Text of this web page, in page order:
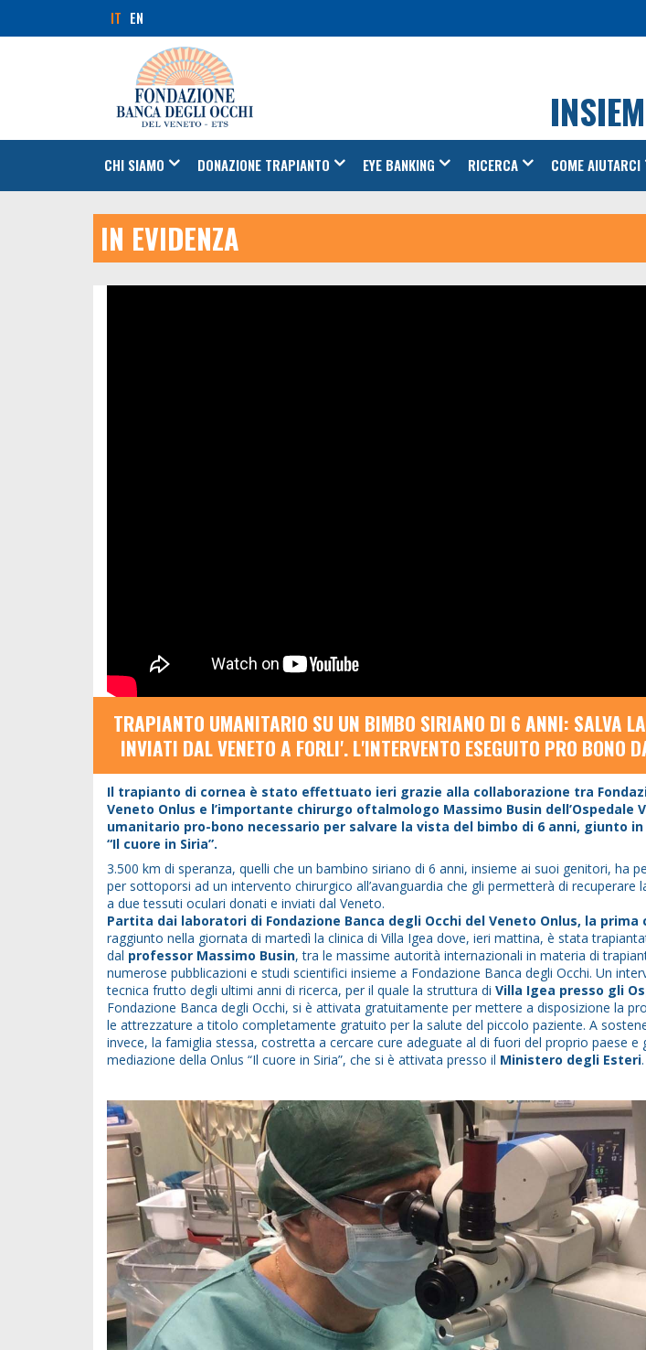
IT EN
CHI SIAMO DONAZIONE TRAPIANTO EYE BANKING RICERCA COME AIUTARCI
IN EVIDENZA
TRAPIANTO UMANITARIO SU UN BIMBO SIRIANO DI 6 ANNI: SALVA
INVIATI DAL VENETO A FORLI'. L'INTERVENTO ESEGUITO PRO BONO
Il trapianto di cornea è stato effettuato ieri grazie alla collaborazione tra
Veneto Onlus e l’importante chirurgo oftalmologo Massimo Busin dell’Ospedale
umanitario pro-bono necessario per salvare la vista del bimbo di 6 anni, giunto
“Il cuore in Siria”.
3.500 km di speranza, quelli che un bambino siriano di 6 anni, insieme ai suoi genitori, ha
per sottoporsi ad un intervento chirurgico all’avanguardia che gli permetterà di recuperare
a due tessuti oculari donati e inviati dal Veneto.
Partita dai laboratori di Fondazione Banca degli Occhi del Veneto Onlus, la prima
raggiunto nella giornata di martedì la clinica di Villa Igea dove, ieri mattina, è stata
dal professor Massimo Busin, tra le massime autorità internazionali in materia di
numerose pubblicazioni e studi scientifici insieme a Fondazione Banca degli Occhi. Un
tecnica frutto degli ultimi anni di ricerca, per il quale la struttura di Villa Igea presso gli
Fondazione Banca degli Occhi, si è attivata gratuitamente per mettere a disposizione la
le attrezzature a titolo completamente gratuito per la salute del piccolo paziente. A
invece, la famiglia stessa, costretta a cercare cure adeguate al di fuori del proprio paese e
mediazione della Onlus “Il cuore in Siria”, che si è attivata presso il Ministero degli Esteri.